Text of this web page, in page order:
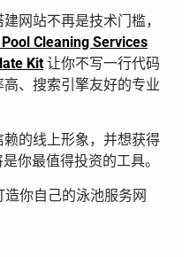
网站不再是技术门槛，
Cleaning Services
Kit 让你不写一行代码
、搜索引擎友好的专业
的线上形象，并想获得
是你最值得投资的工具。
你自己的泳池服务网